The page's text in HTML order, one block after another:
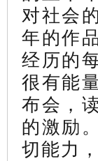
对社会
年的作
经历的
很有能
布会，
的激励
切能力